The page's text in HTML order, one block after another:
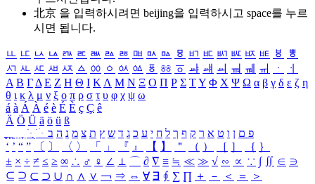
北京 을 입력하시려면 beijing을 입력하시고 space를 누르
시면 됩니다.
ㅥ ㅦ ㅧ ㅨ ㅩ ㅪ ㅫ ㅬ ㅭ ㅮ ㅯ ㅰ ㅱ ㅲ ㅳ ㅴ ㅵ ㅶ ㅷ ㅸ
ㅹ
ㅺ ㅻ ㅼ ㅽ ㅾ ㅿ ㆀ ㆁ ㆂ ㆃ ㆄ ㆅ ㆆ ㆇ ㆈ ㆉ ㆊ ㆋ ㆌ ㆍ
ㆎ
Α Β ΓΔ Ε Ζ Η Θ Ι ΚΛ Μ Ν Ξ Ο Π Ρ Σ ΤΥ Φ Χ Ψ Ω α β γ δ ε ζ η
θ ι κ λ μ ν ξ ο π ρ σ τ υ φ χ ψ ω
á à Á À é è É È ç Ç ê
Ä Ö Ü ä ö ü ß
ִֶֹ ֻּ ׁׂ פ ם ן ו ט א ר ק ף ך ל ח י ע כ ג ד ש ץ ת צ מ נ ה ב
‘ ’ “ ” 〔 〕 〈 〉 「 」 『 』 【 】 ＂ （ ） ［ ］ ｛ ｝
± × ÷ ≠ ≤ ≥ ∞ ∴ ♂ ♀ ∠ ⊥ ⌒ ∂ ∇ ≡ ≒ ≪ ≫ √ ∽ ∝ ∵ ∫ ∬ ∈ ∋
⊆ ⊇ ⊂ ⊃ ∪ ∩ ∧ ∨ ￢ ⇒ ⇔ ∀ ∃ ∮ ∑ ∏ ＋ － ＜ ＝
＞